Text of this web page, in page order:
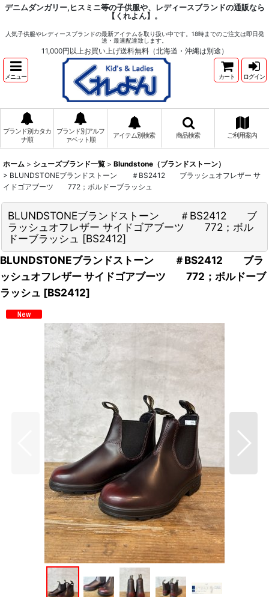
デニムダンガリー,ヒスミニ等の子供服や、レディースブランドの通販なら
【くれよん】。
人気子供服やレディースブランドの最新アイテムを取り扱い中です。18時までのご注文は即日発
送・最速配達致します。
11,000円以上お買い上げ送料無料（北海道・沖縄は別途）
メニュー カート ログイン
ブランド別カタカ
ナ順
ブランド別アルフ
ァベット順
アイテム別検索 商品検索 ご利用案内
ホーム > シューズブランド一覧 > Blundstone（ブランドストーン）
> BLUNDSTONEブランドストーン ＃BS2412 ブラッシュオフレザー サ
イドゴアブーツ 772；ボルドーブラッシュ
BLUNDSTONEブランドストーン ＃BS2412 ブ
ラッシュオフレザー サイドゴアブーツ 772；ボル
ドーブラッシュ [BS2412]
BLUNDSTONEブランドストーン ＃BS2412 ブラ
ッシュオフレザー サイドゴアブーツ 772；ボルドーブ
ラッシュ [BS2412]